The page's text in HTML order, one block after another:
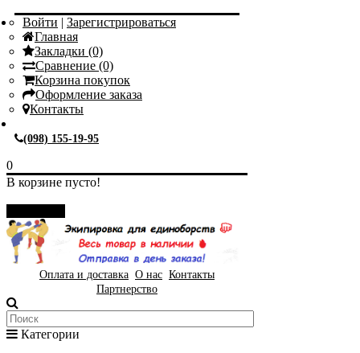
Войти | Зарегистрироваться
Главная
Закладки (0)
Сравнение (0)
Корзина покупок
Оформление заказа
Контакты
(098) 155-19-95
0
В корзине пусто!
Оплата и доставка О нас Контакты
Партнерство
Категории